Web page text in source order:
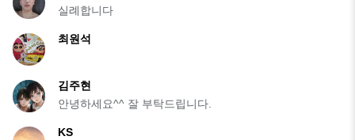
실례합니다
최원석
김주현
안녕하세요^^ 잘 부탁드립니다.
KS